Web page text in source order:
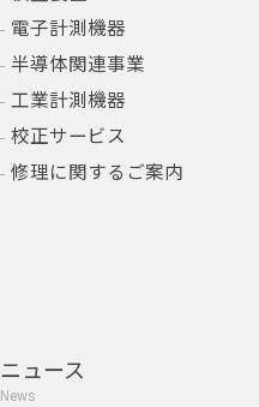
電子計測機器
半導体関連事業
工業計測機器
校正サービス
修理に関するご案内
ニュース
News